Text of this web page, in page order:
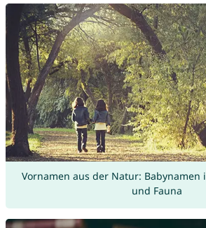
Vornamen aus der Natur: Babynamen
und Fauna